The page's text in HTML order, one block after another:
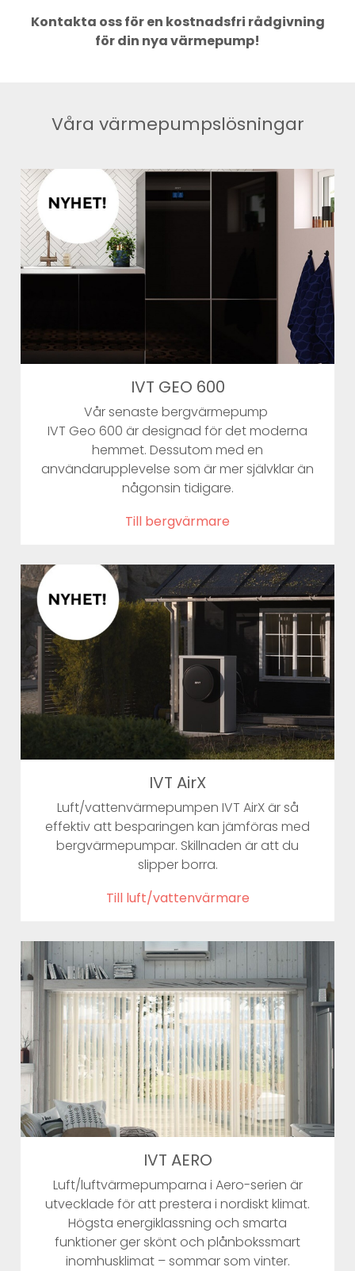
Kontakta oss för en kostnadsfri rådgivning
för din nya värmepump!
Våra värmepumpslösningar
IVT GEO 600
Vår senaste bergvärmepump
IVT Geo 600 är designad för det moderna
hemmet. Dessutom med en
användarupplevelse som är mer självklar än
någonsin tidigare.
Till bergvärmare
IVT AirX
Luft/vattenvärmepumpen IVT AirX är så
effektiv att besparingen kan jämföras med
bergvärmepumpar. Skillnaden är att du
slipper borra.
Till luft/vattenvärmare
IVT AERO
Luft/luftvärmepumparna i Aero-serien är
utvecklade för att prestera i nordiskt klimat.
Högsta energiklassning och smarta
funktioner ger skönt och plånbokssmart
inomhusklimat – sommar som vinter.